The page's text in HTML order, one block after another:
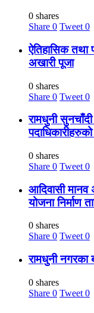
0 shares
Share 0 Tweet 0
ऐतिहासिक तथा
अखारी पूजा
0 shares
Share 0 Tweet 0
रामधुनी
0 shares
Share 0 Tweet 0
आदिवासी मानव
योजना निर्माण
0 shares
Share 0 Tweet 0
रामधुनी नगरका
0 shares
Share 0 Tweet 0